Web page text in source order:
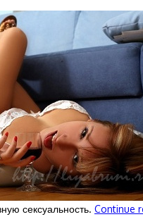
сексуальность. Continue